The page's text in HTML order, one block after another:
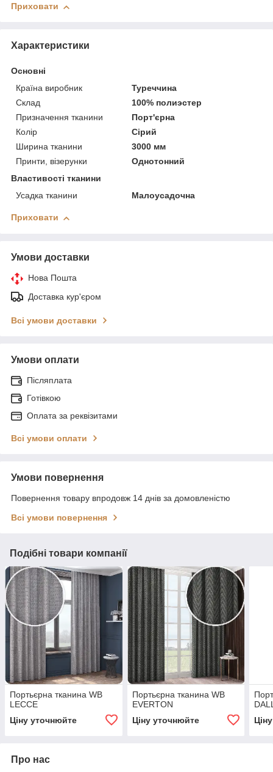
Приховати
Характеристики
Основні
Країна виробник
Туреччина
Склад
100% полиэстер
Призначення тканини
Порт'єрна
Колір
Сірий
Ширина тканини
3000 мм
Принти, візерунки
Однотонний
Властивості тканини
Усадка тканини
Малоусадочна
Приховати
Умови доставки
Нова Пошта
Доставка кур'єром
Всі умови доставки
Умови оплати
Післяплата
Готівкою
Оплата за реквізитами
Всі умови оплати
Умови повернення
Повернення товару впродовж 14 днів за домовленістю
Всі умови повернення
Подібні товари компанії
Портьєрна тканина WB
LECCE
Ціну уточнюйте
Портьєрна тканина WB
EVERTON
Ціну уточнюйте
Про нас